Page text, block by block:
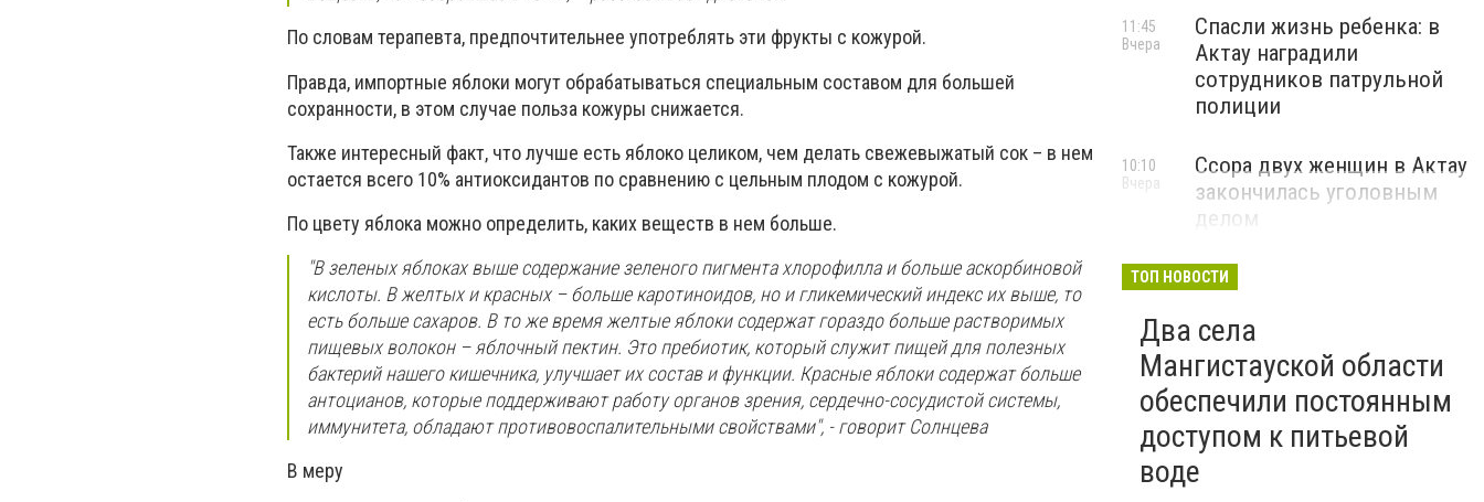
По словам терапевта, предпочтительнее употреблять эти фрукты с кожурой.
Правда, импортные яблоки могут обрабатываться специальным составом для большей
сохранности, в этом случае польза кожуры снижается.
Также интересный факт, что лучше есть яблоко целиком, чем делать свежевыжатый сок – в нем
остается всего 10% антиоксидантов по сравнению с цельным плодом с кожурой.
По цвету яблока можно определить, каких веществ в нем больше.
"В зеленых яблоках выше содержание зеленого пигмента хлорофилла и больше аскорбиновой
кислоты. В желтых и красных – больше каротиноидов, но и гликемический индекс их выше, то
есть больше сахаров. В то же время желтые яблоки содержат гораздо больше растворимых
пищевых волокон – яблочный пектин. Это пребиотик, который служит пищей для полезных
бактерий нашего кишечника, улучшает их состав и функции. Красные яблоки содержат больше
антоцианов, которые поддерживают работу органов зрения, сердечно-сосудистой системы,
иммунитета, обладают противовоспалительными свойствами", - говорит Солнцева
В меру
Спасли жизнь ребенка: в
Актау наградили
сотрудников патрульной
полиции
11:45
Вчера
Ссора двух женщин в Актау
закончилась уголовным
делом
10:10
Вчера
ТОП НОВОСТИ
Два села
Мангистауской области
обеспечили постоянным
доступом к питьевой
воде